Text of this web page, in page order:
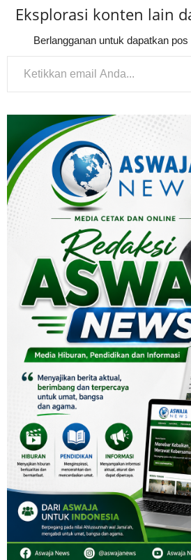
Eksplorasi konten lain
Berlangganan untuk dapatkan
Ketikkan email Anda...